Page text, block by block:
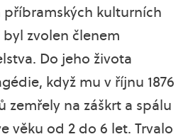
kulturních
byl zvolen členem
Do jeho života
když mu v říjnu 1876
na záškrt a spálu
věku od 2 do 6 let. Trvalo